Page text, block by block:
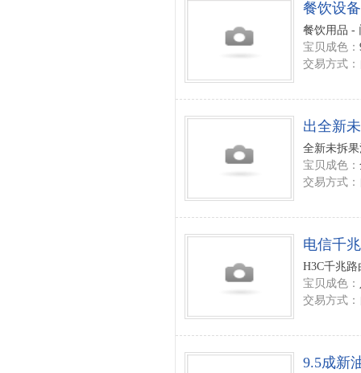
餐饮设
餐饮用品 -
宝贝成色：
交易方式：
出全新
全新未拆
宝贝成色：
交易方式：
电信千
H3C千兆
宝贝成色：
交易方式：
9.5成新